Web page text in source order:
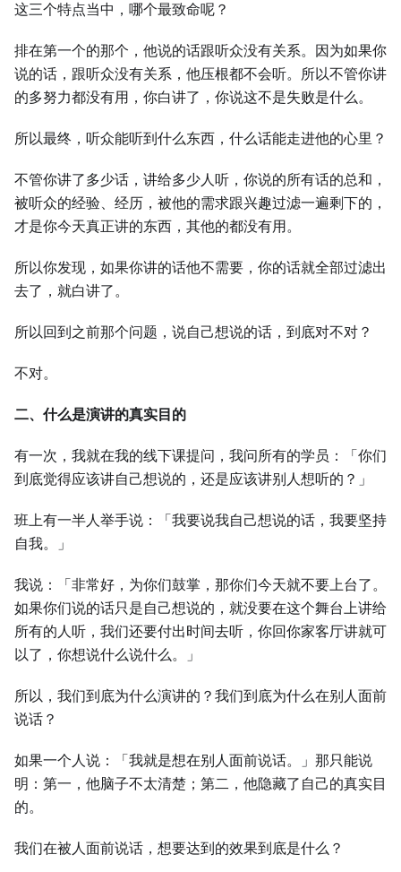
这三个特点当中，哪个最致命呢？
排在第一个的那个，他说的话跟听众没有关系。因为如果你
说的话，跟听众没有关系，他压根都不会听。所以不管你讲
的多努力都没有用，你白讲了，你说这不是失败是什么。
所以最终，听众能听到什么东西，什么话能走进他的心里？
不管你讲了多少话，讲给多少人听，你说的所有话的总和，
被听众的经验、经历，被他的需求跟兴趣过滤一遍剩下的，
才是你今天真正讲的东西，其他的都没有用。
所以你发现，如果你讲的话他不需要，你的话就全部过滤出
去了，就白讲了。
所以回到之前那个问题，说自己想说的话，到底对不对？
不对。
二、什么是演讲的真实目的
有一次，我就在我的线下课提问，我问所有的学员：「你们
到底觉得应该讲自己想说的，还是应该讲别人想听的？」
班上有一半人举手说：「我要说我自己想说的话，我要坚持
自我。」
我说：「非常好，为你们鼓掌，那你们今天就不要上台了。
如果你们说的话只是自己想说的，就没要在这个舞台上讲给
所有的人听，我们还要付出时间去听，你回你家客厅讲就可
以了，你想说什么说什么。」
所以，我们到底为什么演讲的？我们到底为什么在别人面前
说话？
如果一个人说：「我就是想在别人面前说话。」那只能说
明：第一，他脑子不太清楚；第二，他隐藏了自己的真实目
的。
我们在被人面前说话，想要达到的效果到底是什么？